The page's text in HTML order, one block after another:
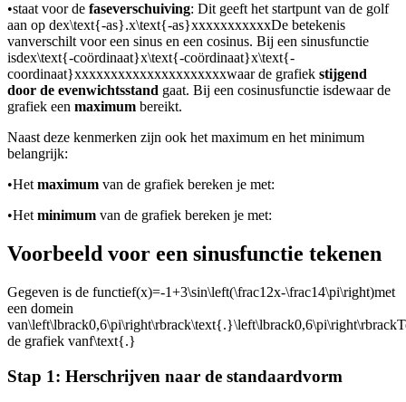
•staat voor de faseverschuiving: Dit geeft het startpunt van de golf
aan op dex\text{-as}.x\text{-as}xxxxxxxxxxxDe betekenis
vanverschilt voor een sinus en een cosinus. Bij een sinusfunctie
isdex\text{-coördinaat}x\text{-coördinaat}x\text{-
coordinaat}xxxxxxxxxxxxxxxxxxxxxwaar de grafiek stijgend
door de evenwichtsstand gaat. Bij een cosinusfunctie isdewaar de
grafiek een maximum bereikt.
Naast deze kenmerken zijn ook het maximum en het minimum
belangrijk:
•Het maximum van de grafiek bereken je met:
•Het minimum van de grafiek bereken je met:
Voorbeeld voor een sinusfunctie tekenen
Gegeven is de functief(x)=-1+3\sin\left(\frac12x-\frac14\pi\right)met
een domein
van\left\lbrack0,6\pi\right\rbrack\text{.}\left\lbrack0,6\pi\right\rbrack
de grafiek vanf\text{.}
Stap 1: Herschrijven naar de standaardvorm